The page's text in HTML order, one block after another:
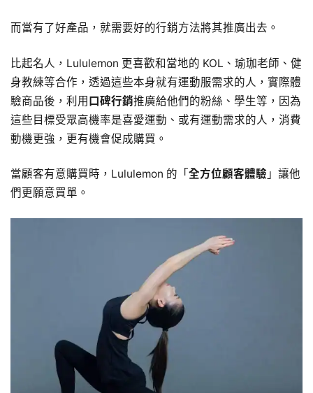
而當有了好產品，就需要好的行銷方法將其推廣出去。
比起名人，Lululemon 更喜歡和當地的 KOL、瑜珈老師、健
身教練等合作，透過這些本身就有運動服需求的人，實際體
驗商品後，利用 口碑行銷推廣給他們的粉絲、學生等，因為
這些目標受眾高機率是喜愛運動、或有運動需求的人，消費
動機更強，更有機會促成購買。
當顧客有意購買時，Lululemon 的「 全方位顧客體驗 」讓他
們更願意買單。